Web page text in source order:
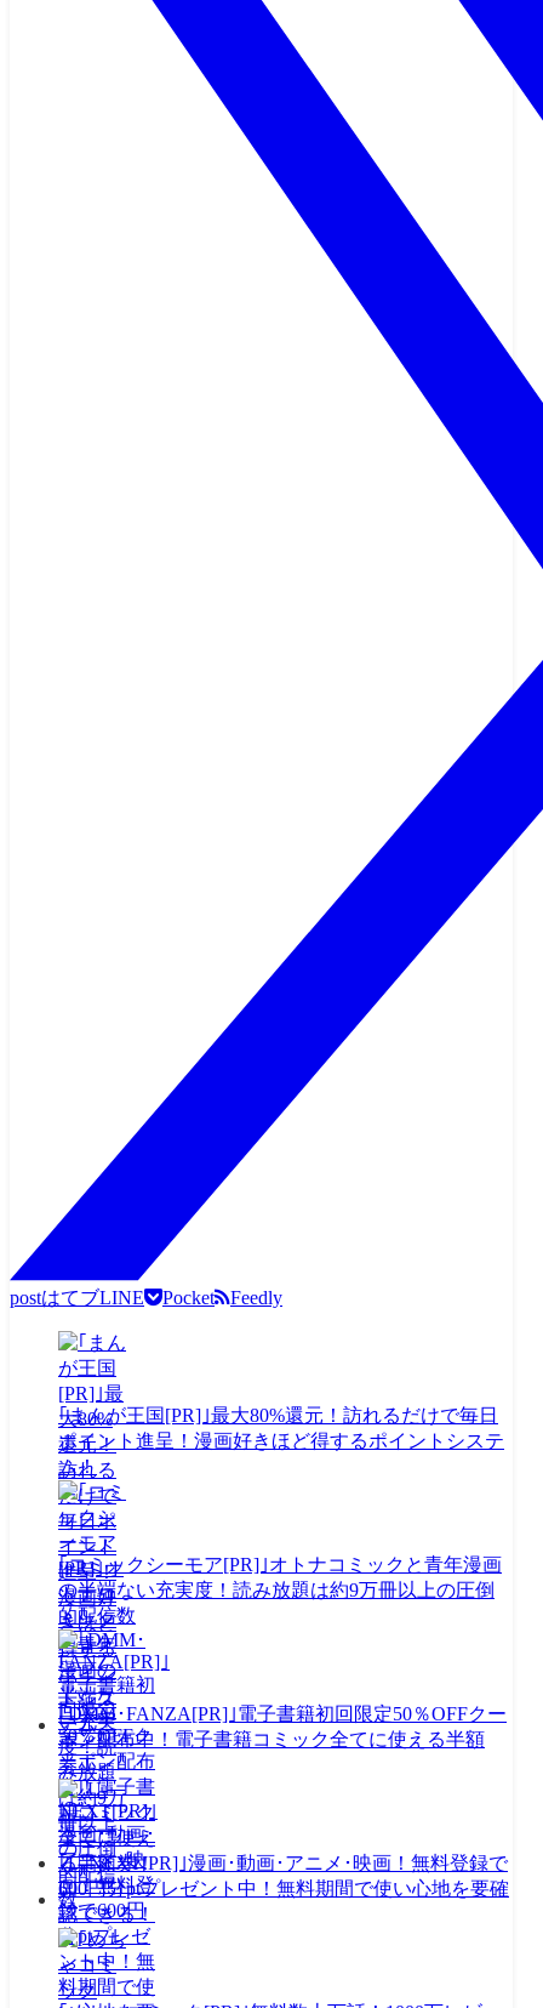
postはてブLINE Pocket Feedly
｢まんが王国[PR]｣最大80%還元！訪れるだけで毎日
ポイント進呈！漫画好きほど得するポイントシステ
ム！
｢コミックシーモア[PR]｣オトナコミックと青年漫画
の半端ない充実度！読み放題は約9万冊以上の圧倒
的配信数
｢DMM･FANZA[PR]｣電子書籍初回限定50％OFFクー
ポン配布中！電子書籍コミック全てに使える半額
券！
｢U-NEXT[PR]｣漫画･動画･アニメ･映画！無料登録で
600円分ptプレゼント中！無料期間で使い心地を要確
認できる！